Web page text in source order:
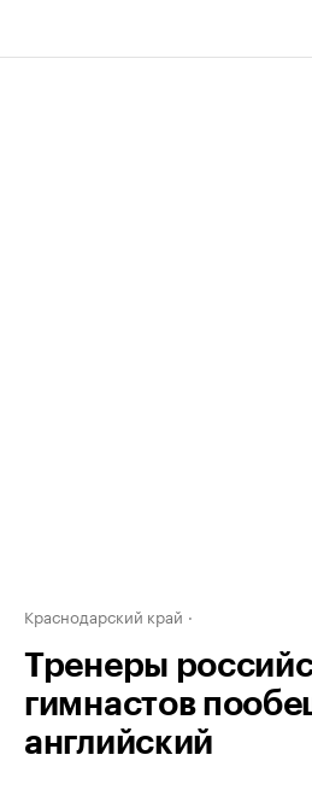
Краснодарский край
Тренеры
гимнастов
английский